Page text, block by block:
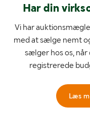
Har din
Vi har
med at sælge nemt
sælger hos os,
registrerede
Læs